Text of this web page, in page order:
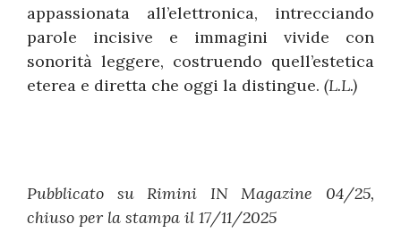
appassionata all’elettronica, intrecciando
parole incisive e immagini vivide con
sonorità leggere, costruendo quell’estetica
eterea e diretta che oggi la distingue. (L.L.)
Pubblicato su Rimini IN Magazine 04/25,
chiuso per la stampa il 17/11/2025